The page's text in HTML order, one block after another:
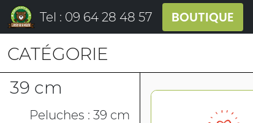
Tel : 09 64 28 48 57 BOUTIQUE
CATÉGORIE
39 cm
Peluches : 39 cm